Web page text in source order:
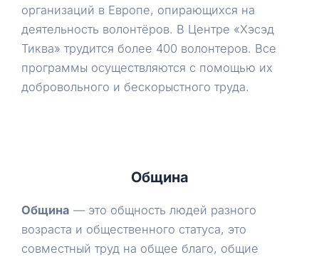
организаций в Европе, опирающихся на
деятельность волонтёров. В Центре «Хэсэд
Тиква» трудится более 400 волонтеров. Все
программы осуществляются с помощью их
добровольного и бескорыстного труда.
Община
Община — это общность людей разного
возраста и общественного статуса, это
совместный труд на общее благо, общие